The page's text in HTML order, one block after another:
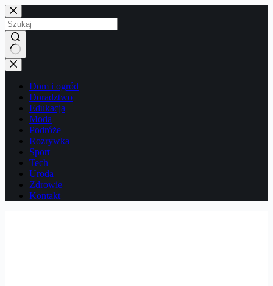
Przejdź
do
treści
Brak
wyników
Dom i ogród
Doradztwo
Edukacja
Moda
Podróże
Rozrywka
Sport
Tech
Uroda
Zdrowie
Kontakt